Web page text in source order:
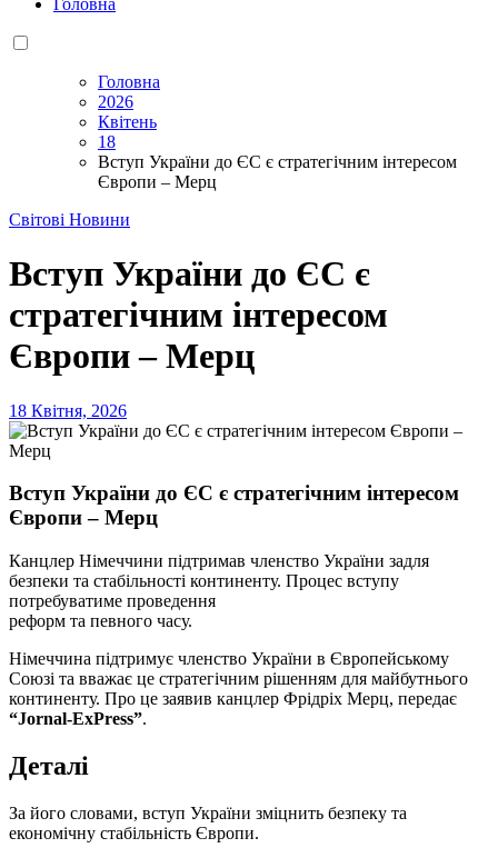
Головна
2026
Квітень
18
Вступ України до ЄС є стратегічним інтересом
Європи – Мерц
Світові Новини
Вступ України до ЄС є
стратегічним інтересом
Європи – Мерц
18 Квітня, 2026
Вступ України до ЄС є стратегічним інтересом
Європи – Мерц
Канцлер Німеччини підтримав членство України задля
безпеки та стабільності континенту. Процес вступу
потребуватиме проведення
реформ та певного часу.
Німеччина підтримує членство України в Європейському
Союзі та вважає це стратегічним рішенням для майбутнього
континенту. Про це заявив канцлер Фрідріх Мерц, передає
“Jornal-ExPress”.
Деталі
За його словами, вступ України зміцнить безпеку та
економічну стабільність Європи.